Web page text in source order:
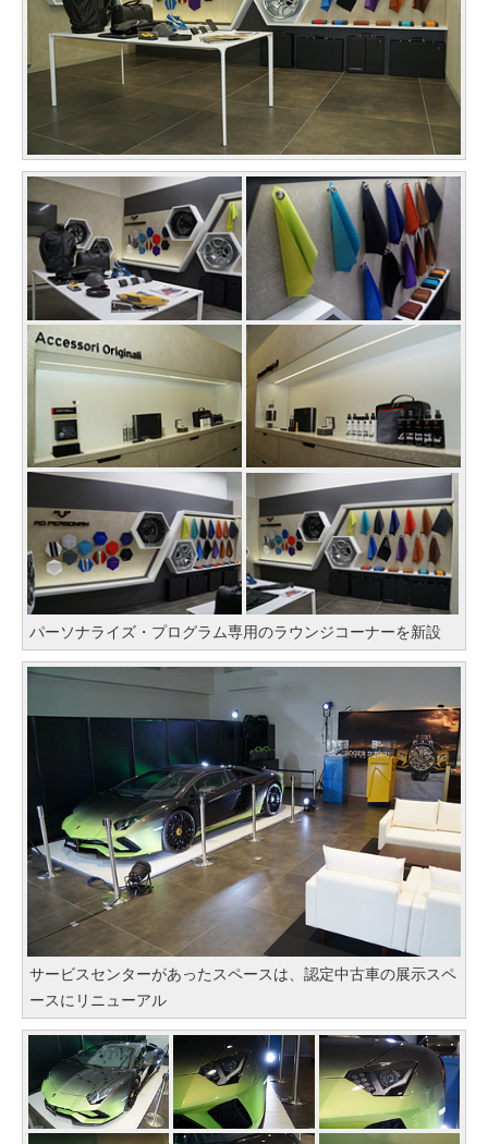
パーソナライズ・プログラム専用のラウンジコーナーを新設
サービスセンターがあったスペースは、認定中古車の展示スペ
ースにリニューアル